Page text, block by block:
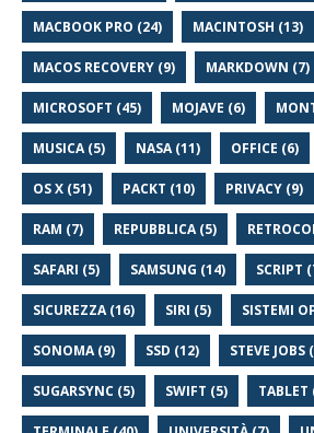
MACBOOK PRO (24) MACINTOSH (13)
MACOS RECOVERY (9) MARKDOWN (7)
MICROSOFT (45) MOJAVE (6)
MUSICA (5) NASA (11) OFFICE (6)
OS X (51) PACKT (10) PRIVACY (9)
RAM (7) REPUBBLICA (5)
SAFARI (5) SAMSUNG (14) SCRIPT
SICUREZZA (16) SIRI (5) SISTEMI
SONOMA (9) SSD (12) STEVE JOBS
SUGARSYNC (5) SWIFT (5) TABLET